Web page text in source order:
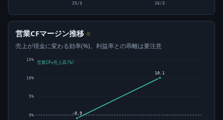
25/3 26/3
営業CFマージン推移 ⊙
売上が現金に変わる効率(%)。利益率との乖離は要注意
0%
5%
10%
15%
-0.9
10.1
営業CF÷売上高(%)